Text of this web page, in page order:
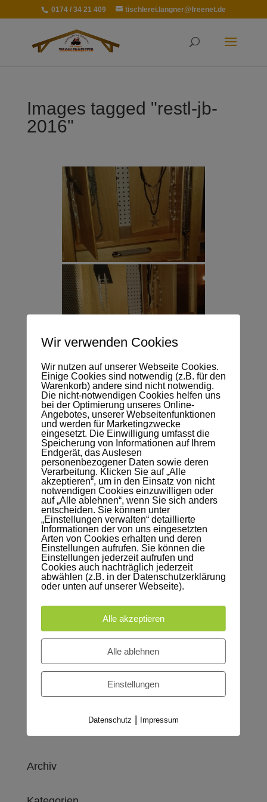
0174 / 34 21 409 tischlerei.langner@freenet.de
Images tagged "restl-jb-
2016"
Neueste Kommentare
Archiv
Wir verwenden Cookies
Wir nutzen auf unserer Webseite Cookies.
Einige Cookies sind notwendig (z.B. für den
Warenkorb) andere sind nicht notwendig.
Die nicht-notwendigen Cookies helfen uns
bei der Optimierung unseres Online-
Angebotes, unserer Webseitenfunktionen
und werden für Marketingzwecke
eingesetzt. Die Einwilligung umfasst die
Speicherung von Informationen auf Ihrem
Endgerät, das Auslesen
personenbezogener Daten sowie deren
Verarbeitung. Klicken Sie auf „Alle
akzeptieren“, um in den Einsatz von nicht
notwendigen Cookies einzuwilligen oder
auf „Alle ablehnen“, wenn Sie sich anders
entscheiden. Sie können unter
„Einstellungen verwalten“ detaillierte
Informationen der von uns eingesetzten
Arten von Cookies erhalten und deren
Einstellungen aufrufen. Sie können die
Einstellungen jederzeit aufrufen und
Cookies auch nachträglich jederzeit
abwählen (z.B. in der Datenschutzerklärung
oder unten auf unserer Webseite).
Alle akzeptieren
Alle ablehnen
Einstellungen
Datenschutz | Impressum